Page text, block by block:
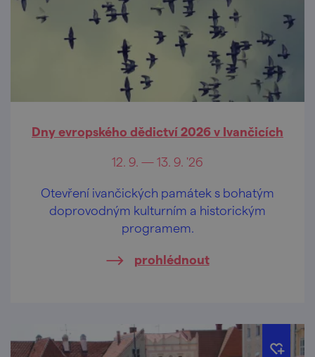
Dny evropského dědictví 2026 v Ivančicích
12. 9. — 13. 9. '26
Otevření ivančických památek s bohatým
doprovodným kulturním a historickým
programem.
prohlédnout